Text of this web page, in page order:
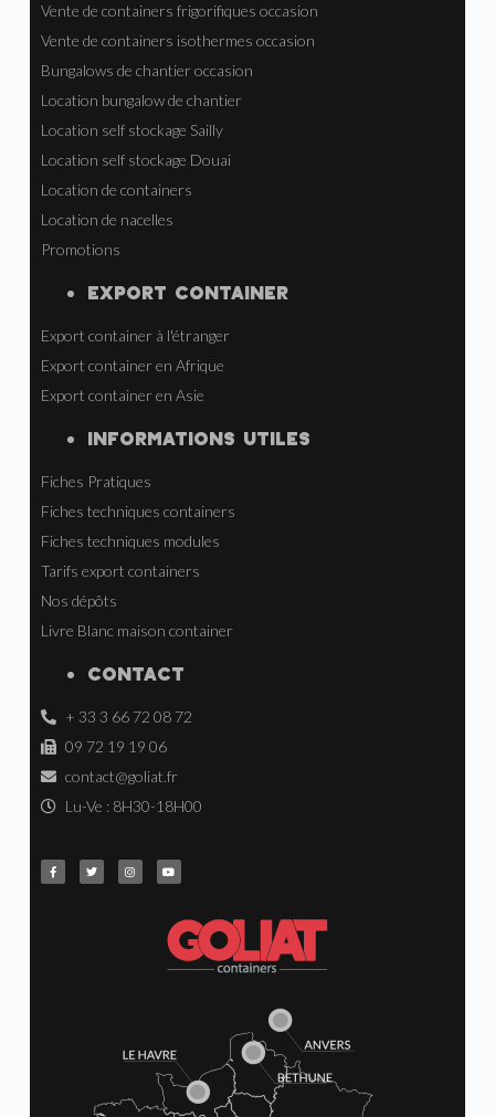
Vente de containers frigorifiques occasion
Vente de containers isothermes occasion
Bungalows de chantier occasion
Location bungalow de chantier
Location self stockage Sailly
Location self stockage Douai
Location de containers
Location de nacelles
Promotions
EXPORT CONTAINER
Export container à l'étranger
Export container en Afrique
Export container en Asie
INFORMATIONS UTILES
Fiches Pratiques
Fiches techniques containers
Fiches techniques modules
Tarifs export containers
Nos dépôts
Livre Blanc maison container
CONTACT
+ 33 3 66 72 08 72
09 72 19 19 06
contact@goliat.fr
Lu-Ve : 8H30-18H00